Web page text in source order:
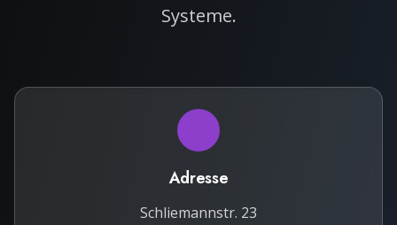
Systeme.
Adresse
Schliemannstr. 23